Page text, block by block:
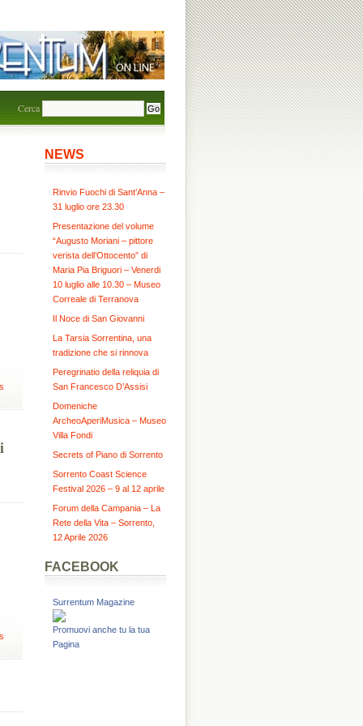
Cerca
NEWS
Rinvio Fuochi di Sant’Anna –
31 luglio ore 23.30
Presentazione del volume
“Augusto Moriani – pittore
verista dell’Ottocento” di
Maria Pia Briguori – Venerdi
10 luglio alle 10.30 – Museo
Correale di Terranova
Il Noce di San Giovanni
La Tarsia Sorrentina, una
tradizione che si rinnova
Peregrinatio della reliquia di
San Francesco D’Assisi
Domeniche
ArcheoAperiMusica – Museo
Villa Fondi
Secrets of Piano di Sorrento
Sorrento Coast Science
Festival 2026 – 9 al 12 aprile
Forum della Campania – La
Rete della Vita – Sorrento,
12 Aprile 2026
FACEBOOK
Surrentum Magazine
Promuovi anche tu la tua
Pagina